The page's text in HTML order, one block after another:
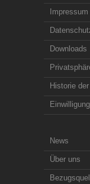
Impressum
Downloads
Historie
News
Über uns